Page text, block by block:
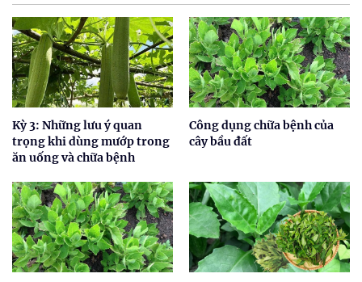
Kỳ 3: Những lưu ý quan
trọng khi dùng mướp trong
ăn uống và chữa bệnh
Công dụng chữa bệnh của
cây bầu đất